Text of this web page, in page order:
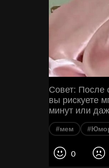
Совет: После
вы рискуете
минут или
#мем
0